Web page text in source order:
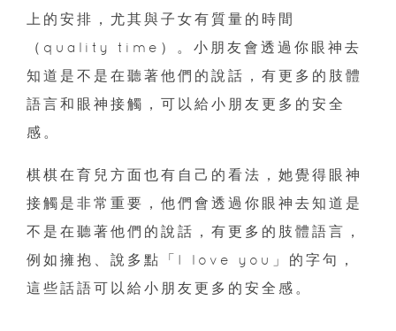
上的安排，尤其與子女有質量的時間
（quality time）。小朋友會透過你眼神去
知道是不是在聽著他們的說話，有更多的肢體
語言和眼神接觸，可以給小朋友更多的安全
感。
棋棋在育兒方面也有自己的看法，她覺得眼神
接觸是非常重要，他們會透過你眼神去知道是
不是在聽著他們的說話，有更多的肢體語言，
例如擁抱、說多點「I love you」的字句，
這些話語可以給小朋友更多的安全感。